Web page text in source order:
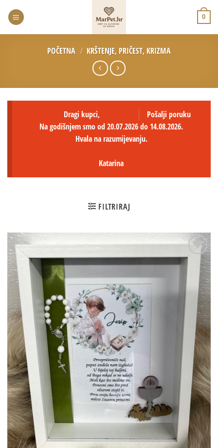
0
POČETNA / KRŠTENJE, PRIČEST, KRIZMA
Pošalji poruku
Dragi kupci,
Na godišnjem smo od 20.07.2026 do 14.08.2026.
Hvala na razumijevanju.
Katarina
FILTRIRAJ